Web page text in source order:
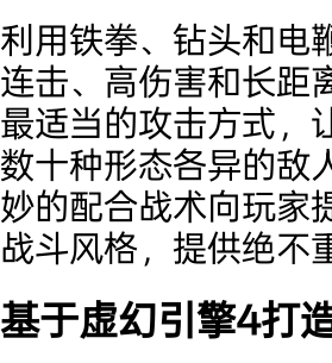
利用铁拳、钻头和电
连击、高伤害和长距
最适当的攻击方式，
数十种形态各异的敌
妙的配合战术向玩家
战斗风格，提供绝不
基于虚幻引擎4打